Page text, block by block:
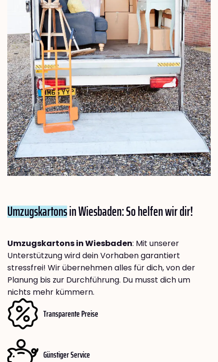
Umzugskartonsin Wiesbaden: So helfen wir dir!
Umzugskartons in Wiesbaden: Mit unserer
Unterstützung wird dein Vorhaben garantiert
stressfrei! Wir übernehmen alles für dich, von der
Planung bis zur Durchführung. Du musst dich um
nichts mehr kümmern.
Transparente Preise
Günstiger Service